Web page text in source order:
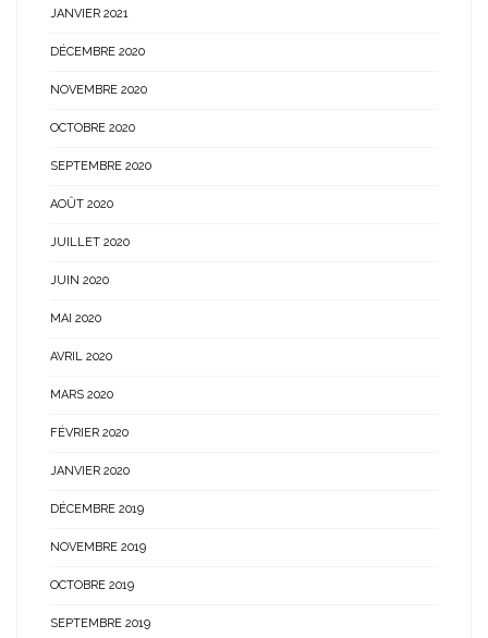
JANVIER 2021
DÉCEMBRE 2020
NOVEMBRE 2020
OCTOBRE 2020
SEPTEMBRE 2020
AOÛT 2020
JUILLET 2020
JUIN 2020
MAI 2020
AVRIL 2020
MARS 2020
FÉVRIER 2020
JANVIER 2020
DÉCEMBRE 2019
NOVEMBRE 2019
OCTOBRE 2019
SEPTEMBRE 2019